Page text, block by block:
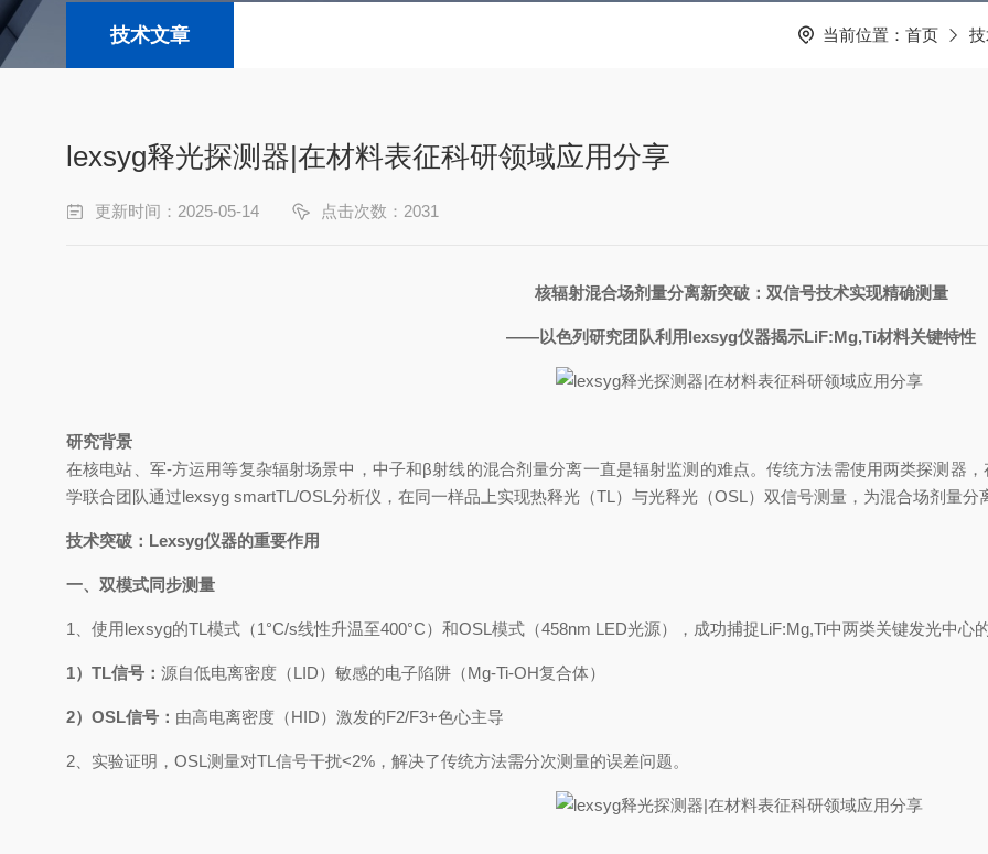
技术文章 当前位置： 首页
lexsyg释光探测器|在材料表征科研领域应用分享
更新时间：2025-05-14 点击次数：2031
核辐射混合场剂量分离新突破：双信号技术实现精确测量
——以色列研究团队利用lexsyg仪器揭示LiF:Mg,Ti材料关键特性
研究背景
在核电站、军-方运用等复杂辐射场景中，中子和β射线的混合剂量分离一直是辐射监测的难点。传统方法需使用两类探测器
学联合团队通过lexsyg smartTL/OSL 分析仪，在同一样品上实现热释光（TL ）与光释光（OSL ）双信号测量，为混合场剂量分
技术突破： Lexsyg仪器的重要作用
一、双模式同步测量
1 、使用lexsyg的TL 模式（1°C/s线性升温至400°C）和OSL 模式（458nm LED光源），成功捕捉LiF:Mg,Ti中两类关键发光中心
1） TL信号： 源自低电离密度（LID）敏感的电子陷阱（Mg-Ti-OH复合体）
2） OSL信号： 由高电离密度（HID）激发的F2/F3+色心主导
2 、实验证明， OSL 测量对TL 信号干扰<2% ，解决了传统方法需分次测量的误差问题。